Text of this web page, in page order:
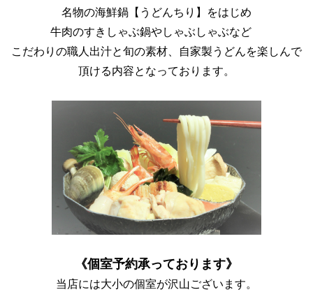
名物の海鮮鍋【うどんちり】をはじめ
牛肉のすきしゃぶ鍋やしゃぶしゃぶなど
こだわりの職人出汁と旬の素材、自家製うどんを楽しんで
頂ける内容となっております。
《個室予約承っております》
当店には大小の個室が沢山ございます。